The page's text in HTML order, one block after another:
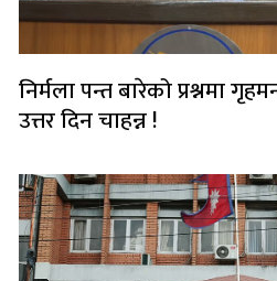
निर्मला पन्त बारेको प्रश्नमा
उत्तर दिन चाहन्न !